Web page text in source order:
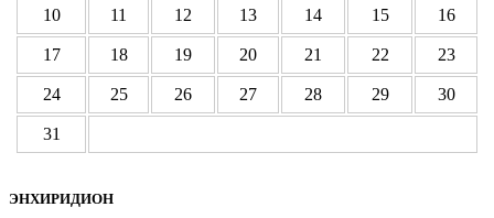
10 11 12 13 14 15 16
17 18 19 20 21 22 23
24 25 26 27 28 29 30
31
ЭНХИРИДИОН